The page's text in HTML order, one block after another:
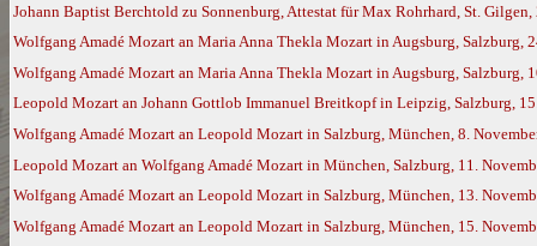
Johann Baptist Berchtold zu Sonnenburg, Attestat für Max Rohrhard, St.
Wolfgang Amadé Mozart an Maria Anna Thekla Mozart in Augsburg, Salzburg,
Wolfgang Amadé Mozart an Maria Anna Thekla Mozart in Augsburg, Salzburg,
Leopold Mozart an Johann Gottlob Immanuel Breitkopf in Leipzig, Salzburg,
Wolfgang Amadé Mozart an Leopold Mozart in Salzburg, München, 8.
Leopold Mozart an Wolfgang Amadé Mozart in München, Salzburg, 11.
Wolfgang Amadé Mozart an Leopold Mozart in Salzburg, München, 13.
Wolfgang Amadé Mozart an Leopold Mozart in Salzburg, München, 15.